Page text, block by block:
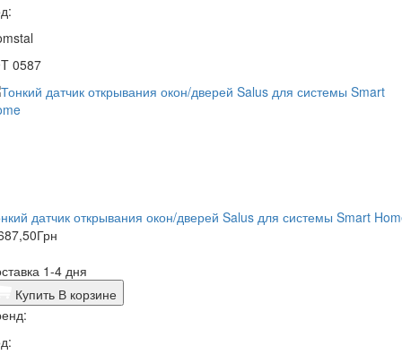
0587
датчик открывания окон/дверей Salus для системы Smart
Грн
1-4 дня
Купить В корзине